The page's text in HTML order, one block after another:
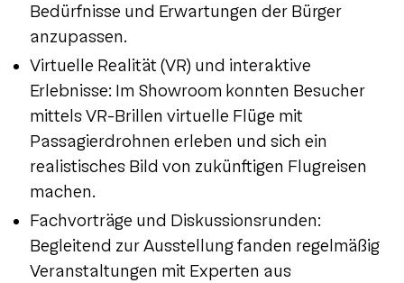
Bedürfnisse und Erwartungen der Bürger
anzupassen.
Virtuelle Realität (VR) und interaktive
Erlebnisse: Im Showroom konnten Besucher
mittels VR-Brillen virtuelle Flüge mit
Passagierdrohnen erleben und sich ein
realistisches Bild von zukünftigen Flugreisen
machen.
Fachvorträge und Diskussionsrunden:
Begleitend zur Ausstellung fanden regelmäßig
Veranstaltungen mit Experten aus